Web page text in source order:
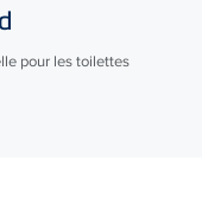
pour les toilettes